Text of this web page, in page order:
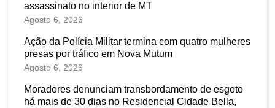
assassinato no interior de MT
Agosto 6, 2026
Ação da Polícia Militar termina com quatro mulheres
presas por tráfico em Nova Mutum
Agosto 6, 2026
Moradores denunciam transbordamento de esgoto
há mais de 30 dias no Residencial Cidade Bella,